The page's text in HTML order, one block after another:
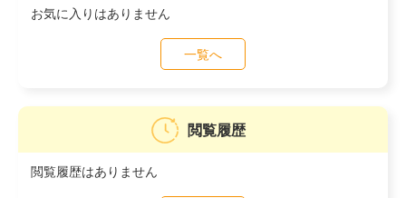
お気に入りはありません
一覧へ
閲覧履歴
閲覧履歴はありません